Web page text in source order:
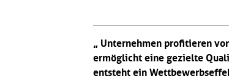
Unternehmen profitieren
ermöglicht eine gezielte
entsteht ein